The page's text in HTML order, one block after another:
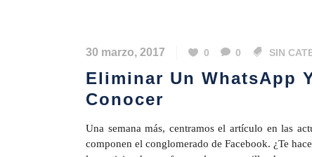
30 marzo, 2017 0 0 SIN
Eliminar Un WhatsApp
Conocer
Una semana más, centramos el artículo en las
componen el conglomerado de Facebook. ¿Te